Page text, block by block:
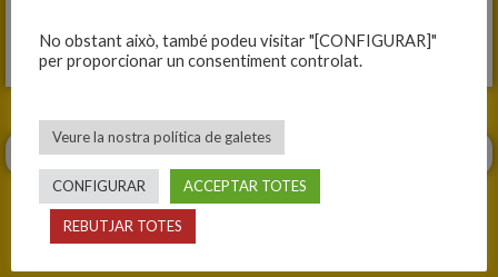
Fitxa del partit
No obstant això, també podeu visitar "[CONFIGURAR]"
per proporcionar un consentiment controlat.
Veure la nostra política de galetes
CONFIGURAR ACCEPTAR TOTES
REBUTJAR TOTES